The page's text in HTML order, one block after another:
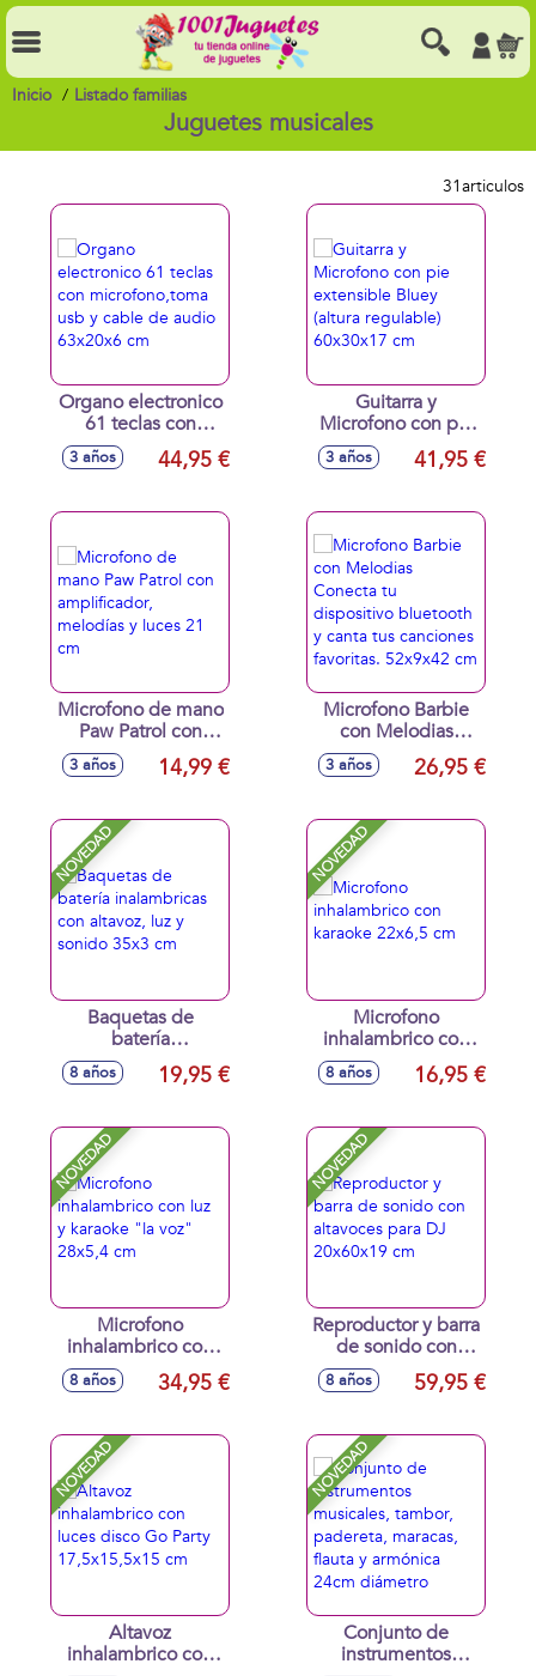
Inicio Listado familias
Juguetes musicales
31articulos
Organo electronico
61 teclas con
microfono,toma
usb y cable de
3 años 44,95 €
Guitarra y
Microfono con pie
extensible Bluey
(altura regulable)
3 años 41,95 €
Microfono de mano
Paw Patrol con
amplificador,
melodías y luces 21
3 años 14,99 €
Microfono Barbie
con Melodias
Conecta tu
dispositivo
tus canciones
favoritas. 52x9x42
3 años 26,95 €
NOVEDAD
Baquetas de
batería
inalambricas con
altavoz, luz y
8 años 19,95 €
NOVEDAD
Microfono
inhalambrico con
karaoke 22x6,5 cm
8 años 16,95 €
NOVEDAD
Microfono
inhalambrico con
luz y karaoke "la
voz" 28x5,4 cm
8 años 34,95 €
NOVEDAD
Reproductor y barra
de sonido con
altavoces para DJ
20x60x19 cm
8 años 59,95 €
NOVEDAD
Altavoz
inhalambrico con
NOVEDAD
Conjunto de
instrumentos